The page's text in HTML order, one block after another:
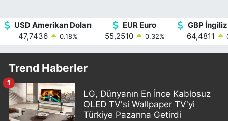
USD Amerikan Doları
47,7436
0.18%
EUR Euro
55,2510
0.32%
GBP
64,4811
Trend Haberler
LG, Dünyanın En İnce Kablosuz
OLED TV'si Wallpaper TV'yi
Türkiye Pazarına Getirdi
1